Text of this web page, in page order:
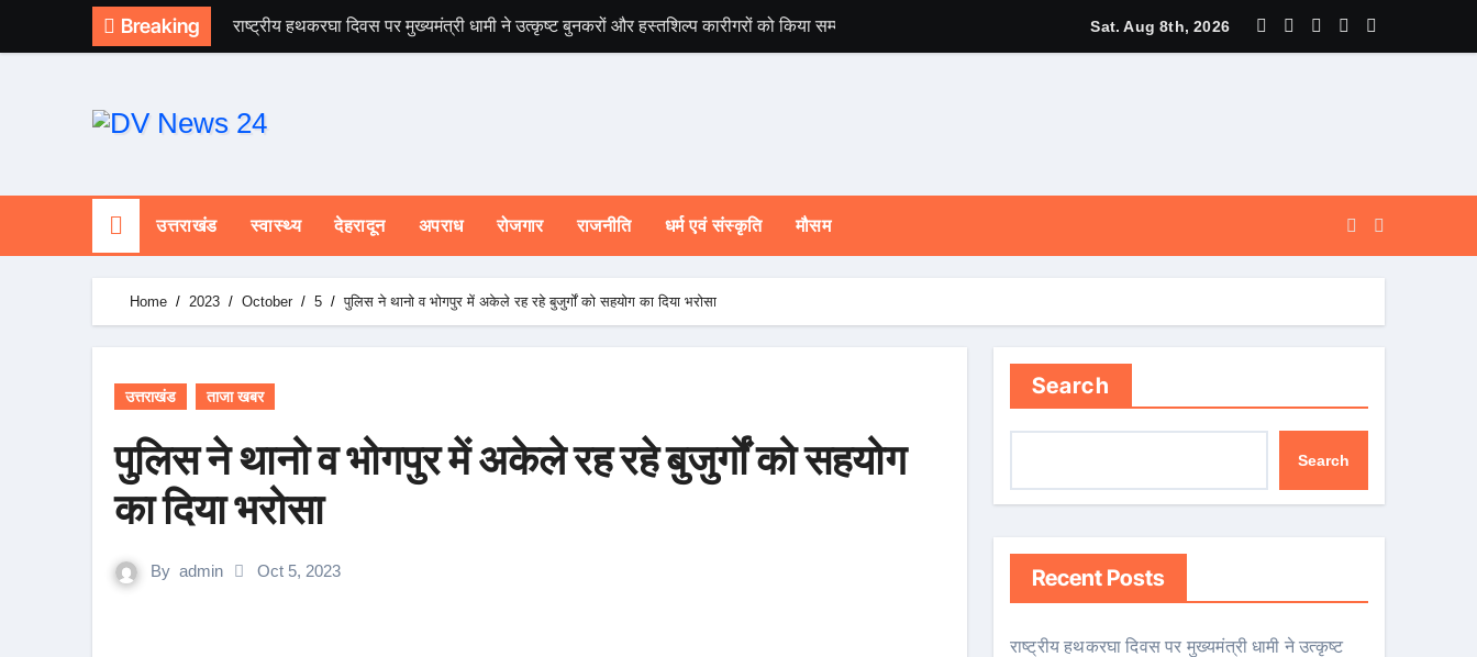
Breaking राष्ट्रीय हथकरघा दिवस पर मुख्यमंत्री धामी ने उत्कृष्ट बुनकरों और हस्तशिल्प कारीगरों को किया सम्मानित चारधाम यात्रा होगी और सुगम, कर्णप्रयाग और सिमली में आधुनिक पार्किंग परियोजनाओं को मिली रफ्तार
Sat. Aug 8th, 2026
उत्तराखंड स्वास्थ्य देहरादून अपराध रोजगार राजनीति धर्म एवं संस्कृति मौसम
Home 2023 October 5 पुलिस ने थानो व भोगपुर में अकेले रह रहे बुजुर्गों को सहयोग का दिया भरोसा
उत्तराखंड ताजा खबर
पुलिस ने थानो व भोगपुर में अकेले रह रहे बुजुर्गों को सहयोग
का दिया भरोसा
By admin Oct 5, 2023
Search
Search
Recent Posts
राष्ट्रीय हथकरघा दिवस पर मुख्यमंत्री धामी ने उत्कृष्ट